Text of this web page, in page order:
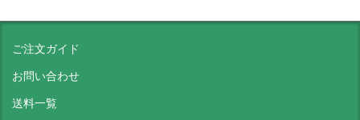
ご注文ガイド
お問い合わせ
送料一覧